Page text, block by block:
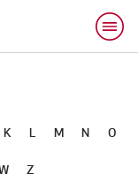
K L M N O
Z